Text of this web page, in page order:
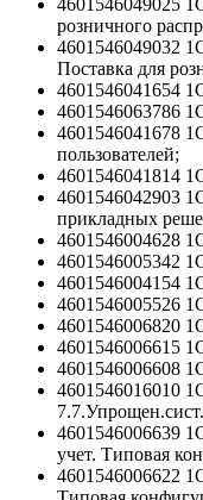
розничного
4601546049032
Поставка для
4601546041654
4601546063786
4601546041678
пользователей;
4601546041814
4601546042903
прикладных
4601546004628
4601546005342
4601546004154
4601546005526
4601546006820
4601546006615
4601546006608
4601546016010
4601546006639
учет. Типовая
4601546006622